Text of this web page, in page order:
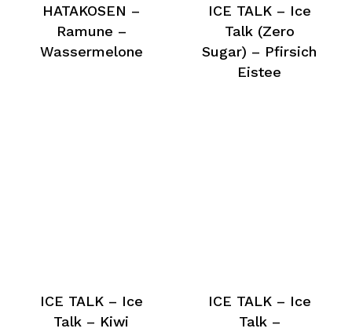
HATAKOSEN –
Ramune –
Wassermelone
ICE TALK – Ice
Talk (Zero
Sugar) – Pfirsich
Eistee
ICE TALK – Ice
Talk – Kiwi
ICE TALK – Ice
Talk –